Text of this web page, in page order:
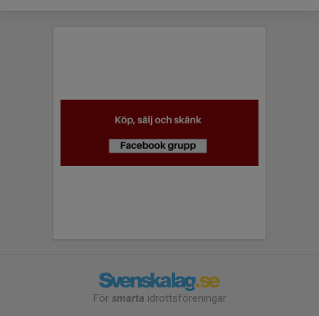
För smarta idrottsföreningar